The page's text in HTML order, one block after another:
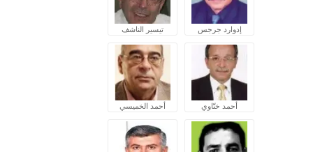
إدوارد جرجس تيسير الناشف
أحمد ختّاوي أحمد الخميسي